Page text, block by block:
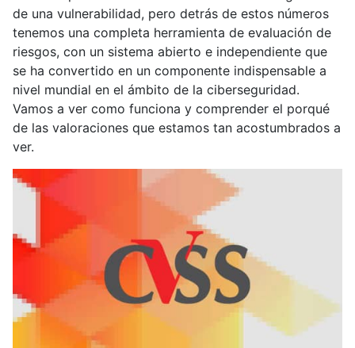
de una vulnerabilidad, pero detrás de estos números
tenemos una completa herramienta de evaluación de
riesgos, con un sistema abierto e independiente que
se ha convertido en un componente indispensable a
nivel mundial en el ámbito de la ciberseguridad.
Vamos a ver como funciona y comprender el porqué
de las valoraciones que estamos tan acostumbrados a
ver.